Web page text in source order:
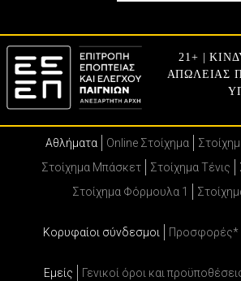
21+ |
ΑΠΩΛΕΙΑΣ
Αθλήματα Online Στοίχημα
Στοίχημα Μπάσκετ
Στοίχημα Τένις
Στοίχημα Φόρμουλα 1
Κορυφαίοι σύνδεσμοι Προσφορές*
Εμείς Γενικοί όροι και